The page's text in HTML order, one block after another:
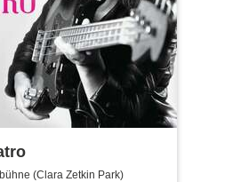
(Clara Zetkin Park)